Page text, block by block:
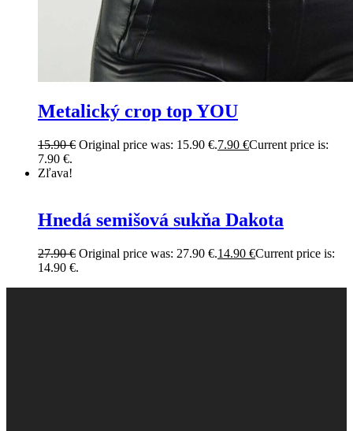
Metalický crop top YOU
15.90€ Original price was: 15.90 €.7.90 €Current price is:
7.90 €.
Zľava!
Hnedá semišová sukňa Dakota
27.90€ Original price was: 27.90 €.14.90 €Current price is:
14.90 €.